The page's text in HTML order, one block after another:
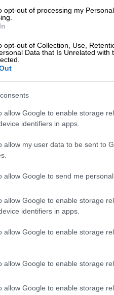
opt-out of processing my
opt-out of Collection, Use,
Data that Is Unrelated with
allow Google to enable storage
identifiers in apps.
allow my user data to be sent to
allow Google to send me
allow Google to enable storage
identifiers in apps.
allow Google to enable storage
allow Google to enable storage
allow Google to enable storage
συνδέονται με την
trafficking, θα
από σήμερα Τρίτη (2/
ταυτότητες
μέχρι τώρα ήταν
στα δικαστικά
της CIA,
Λευκού Οίκου υπό τον
καθηγητής
επενδυτής
πρόεδρος του
υπό τον
πρώην
Barclays Τζες
πρώην Αμερικανού